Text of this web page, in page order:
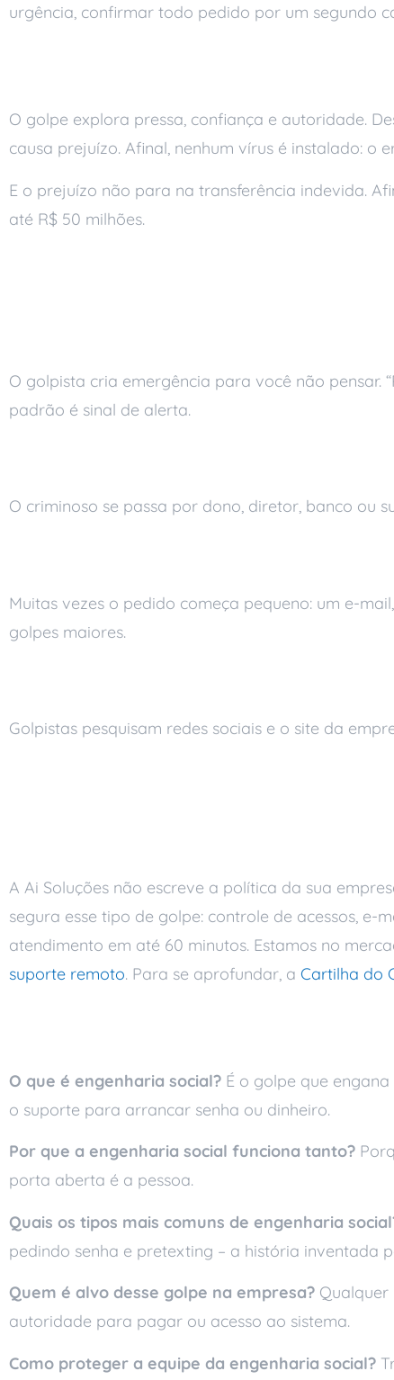
urgência, confirmar todo pedido por um segundo
O golpe explora pressa, confiança e autoridade.
causa prejuízo. Afinal, nenhum vírus é instalado: o
E o prejuízo não para na transferência indevida.
até R$ 50 milhões.
O golpista cria emergência para você não pensar.
padrão é sinal de alerta.
O criminoso se passa por dono, diretor, banco ou
Muitas vezes o pedido começa pequeno: um e-
golpes maiores.
Golpistas pesquisam redes sociais e o site da
A Ai Soluções não escreve a política da sua
segura esse tipo de golpe: controle de acessos,
atendimento em até 60 minutos. Estamos no
suporte remoto. Para se aprofundar, a Cartilha do
O que é engenharia social? É o golpe que
o suporte para arrancar senha ou dinheiro.
Por que a engenharia social funciona tanto?
porta aberta é a pessoa.
Quais os tipos mais comuns de engenharia
pedindo senha e pretexting – a história inventada
Quem é alvo desse golpe na empresa? Qualquer
autoridade para pagar ou acesso ao sistema.
Como proteger a equipe da engenharia social?